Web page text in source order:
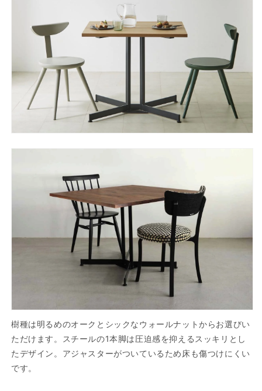
樹種は明るめのオークとシックなウォールナットからお選びい
ただけます。スチールの1本脚は圧迫感を抑えるスッキリとし
たデザイン。アジャスターがついているため床も傷つけにくい
です。